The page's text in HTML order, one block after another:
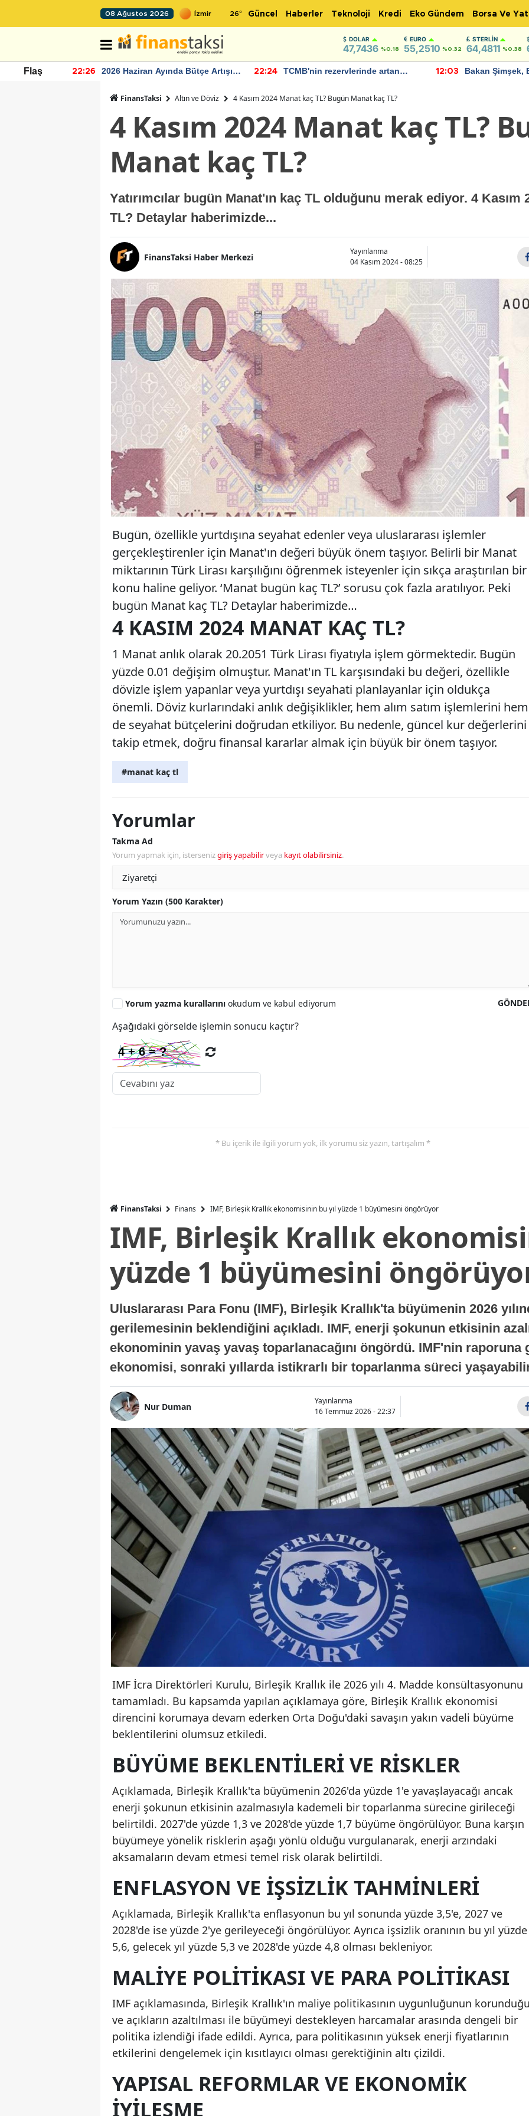
08 Ağustos 2026 26° Güncel Haberler Teknoloji Kredi Eko Gündem Borsa Ve
DOLAR
47,7436 %0.18
EURO
55,2510 %0.32
STERLIN
64,4811 %0.38
Flaş 22:26
2026 Haziran Ayında Bütçe Artışı
22:24
TCMB'nin rezervlerinde artan
12:03
Bakan Şimşek,
FinansTaksi Altın ve Döviz 4 Kasım 2024 Manat kaç TL? Bugün Manat kaç TL?
4 Kasım 2024 Manat kaç TL?
Manat kaç TL?
Yatırımcılar bugün Manat'ın kaç TL olduğunu merak ediyor. 4 Kasım
TL? Detaylar haberimizde...
FinansTaksi Haber Merkezi
Yayınlanma
04 Kasım 2024 - 08:25
Bugün, özellikle yurtdışına seyahat edenler veya uluslararası işlemler
gerçekleştirenler için Manat'ın değeri büyük önem taşıyor. Belirli bir Manat
miktarının Türk Lirası karşılığını öğrenmek isteyenler için sıkça araştırılan bir
konu haline geliyor. ‘Manat bugün kaç TL?’ sorusu çok fazla aratılıyor. Peki
bugün Manat kaç TL? Detaylar haberimizde…
4 KASIM 2024 MANAT KAÇ TL?
1 Manat anlık olarak 20.2051 Türk Lirası fiyatıyla işlem görmektedir. Bugün
yüzde 0.01 değişim olmuştur. Manat'ın TL karşısındaki bu değeri, özellikle
dövizle işlem yapanlar veya yurtdışı seyahati planlayanlar için oldukça
önemli. Döviz kurlarındaki anlık değişiklikler, hem alım satım işlemlerini hem
de seyahat bütçelerini doğrudan etkiliyor. Bu nedenle, güncel kur değerlerini
takip etmek, doğru finansal kararlar almak için büyük bir önem taşıyor.
#manat kaç tl
Yorumlar
Takma Ad
Yorum yapmak için, istersenizgiriş yapabilirveya kayıt olabilirsiniz.
Yorum Yazın (500 Karakter)
Yorum yazma kurallarını okudum ve kabul ediyorum
Aşağıdaki görselde işlemin sonucu kaçtır?
* Bu içerik ile ilgili yorum yok, ilk yorumu siz yazın, tartışalım *
FinansTaksi Finans IMF, Birleşik Krallık ekonomisinin bu yıl yüzde 1 büyümesini öngörüyor
IMF, Birleşik Krallık
yüzde 1 büyümesini
Uluslararası Para Fonu (IMF), Birleşik Krallık'ta büyümenin 2026
gerilemesinin beklendiğini açıkladı. IMF, enerji şokunun etkisinin
ekonominin yavaş yavaş toparlanacağını öngördü. IMF'nin raporuna
ekonomisi, sonraki yıllarda istikrarlı bir toparlanma süreci
Nur Duman
Yayınlanma
16 Temmuz 2026 - 22:37
IMF İcra Direktörleri Kurulu, Birleşik Krallık ile 2026 yılı 4. Madde konsültasyonunu
tamamladı. Bu kapsamda yapılan açıklamaya göre, Birleşik Krallık ekonomisi
direncini korumaya devam ederken Orta Doğu'daki savaşın yakın vadeli büyüme
beklentilerini olumsuz etkiledi.
BÜYÜME BEKLENTILERI VE RISKLER
Açıklamada, Birleşik Krallık'ta büyümenin 2026'da yüzde 1'e yavaşlayacağı ancak
enerji şokunun etkisinin azalmasıyla kademeli bir toparlanma sürecine girileceği
belirtildi. 2027'de yüzde 1,3 ve 2028'de yüzde 1,7 büyüme öngörülüyor. Buna karşın
büyümeye yönelik risklerin aşağı yönlü olduğu vurgulanarak, enerji arzındaki
aksamaların devam etmesi temel risk olarak belirtildi.
ENFLASYON VE İŞSIZLIK TAHMINLERI
Açıklamada, Birleşik Krallık'ta enflasyonun bu yıl sonunda yüzde 3,5'e, 2027 ve
2028'de ise yüzde 2'ye gerileyeceği öngörülüyor. Ayrıca işsizlik oranının bu yıl yüzde
5,6, gelecek yıl yüzde 5,3 ve 2028'de yüzde 4,8 olması bekleniyor.
MALIYE POLITIKASI VE PARA POLITIKASI
IMF açıklamasında, Birleşik Krallık'ın maliye politikasının uygunluğunun
ve açıkların azaltılması ile büyümeyi destekleyen harcamalar arasında dengeli bir
politika izlendiği ifade edildi. Ayrıca, para politikasının yüksek enerji fiyatlarının
etkilerini dengelemek için kısıtlayıcı olması gerektiğinin altı çizildi.
YAPISAL REFORMLAR VE EKONOMIK
İYILEŞME